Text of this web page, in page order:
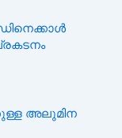
അലുമിന